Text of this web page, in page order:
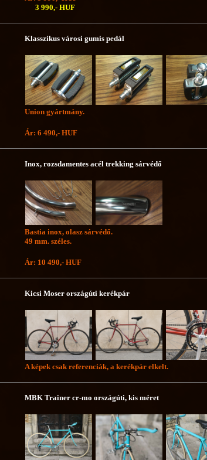
3 990,- HUF
Klasszikus városi gumis pedál
Union gyártmány.
Ár: 6 490,- HUF
Inox, rozsdamentes acél trekking sárvédő
Bastia inox, olasz sárvédő.
49 mm. széles.
Ár: 10 490,- HUF
Kicsi Moser országúti kerékpár
A képek csak referenciák, a kerékpár elkelt.
MBK Trainer cr-mo országúti, kis méret